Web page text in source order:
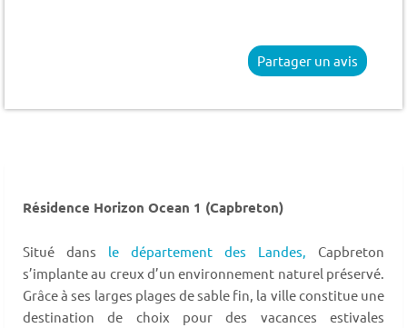
Partager un avis
Résidence Horizon Ocean 1 (Capbreton)
Situé dans le département des Landes,
Capbreton
s’implante au creux d’un environnement naturel préservé.
Grâce à ses larges plages de sable fin, la ville constitue une
destination de choix pour des vacances estivales